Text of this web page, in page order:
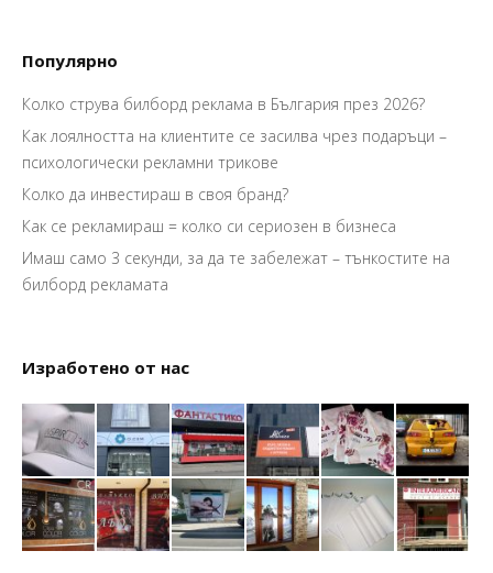
Популярно
Колко струва билборд реклама в България през 2026?
Как лоялността на клиентите се засилва чрез подаръци –
психологически рекламни трикове
Колко да инвестираш в своя бранд?
Как се рекламираш = колко си сериозен в бизнеса
Имаш само 3 секунди, за да те забележат – тънкостите на
билборд рекламата
Изработено от нас